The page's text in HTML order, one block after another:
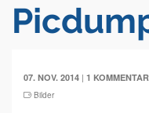
07. NOV. 2014 | 1 KOMMENTAR
Bilder